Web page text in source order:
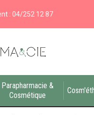
: 04/252 12 87
des Franchises
Parapharmacie &
Cosmétique